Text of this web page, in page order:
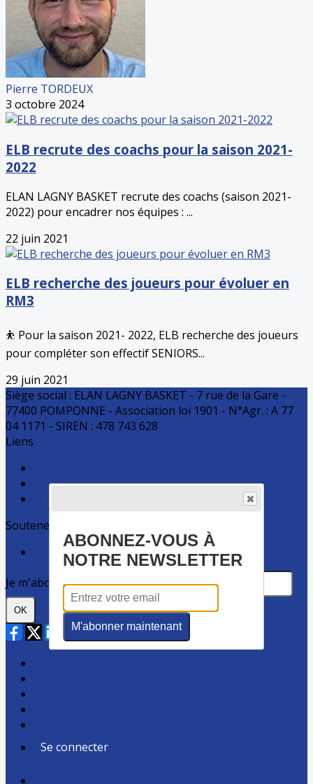
Pierre TORDEUX
3 octobre 2024
ELB recrute des coachs pour la saison 2021-
2022
ELAN LAGNY BASKET recrute des coachs (saison 2021-
2022) pour encadrer nos équipes : ...
22 juin 2021
ELB recherche des joueurs pour évoluer en
RM3
⛹️ Pour la saison 2021- 2022, ELB recherche des joueurs
pour compléter son effectif SENIORS...
29 juin 2021
Siège social : ELAN LAGNY BASKET - 7 rue de la Gare -
77400 POMPONNE - Association loi 1901 - N°Agr. : A 77
04 1171 - SIREN : 478 743 628
Liens
Ligue Ile de France de Basketball
Soutenez ELB
Faire un don
Je m'abonne à la newsletter
OK
Se connecter
ABONNEZ-VOUS À
NOTRE NEWSLETTER
M'abonner maintenant